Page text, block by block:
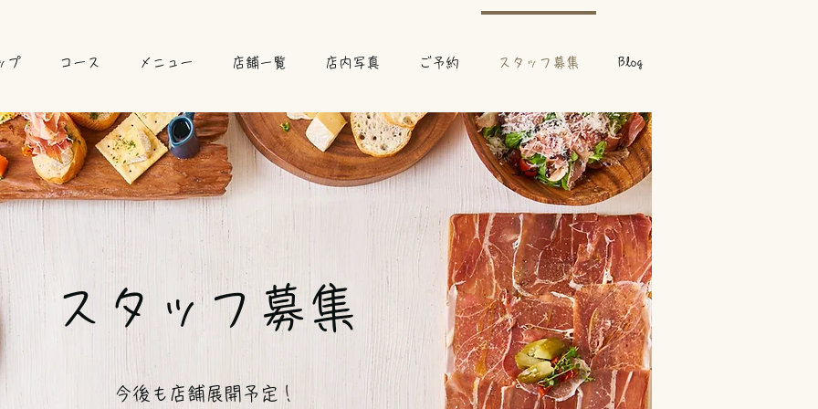
プ コース メニュー 店舗一覧 店内写真 ご予約 スタッフ募集 Blog
スタッフ募集
​今後も店舗展開予定！